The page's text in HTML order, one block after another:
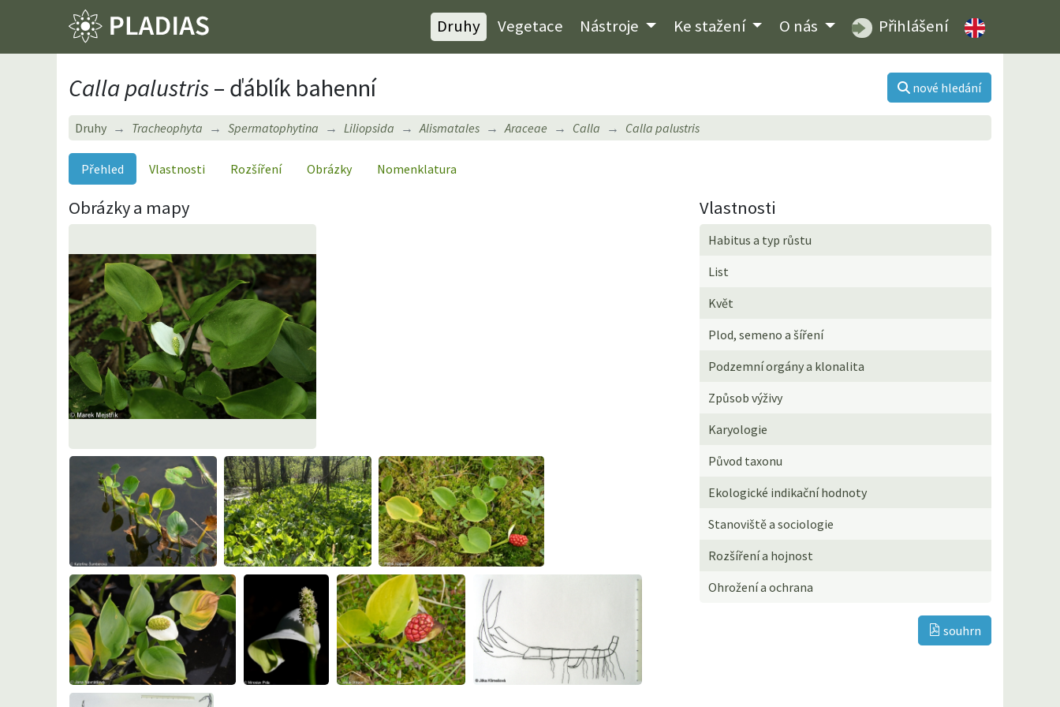
Druhy Vegetace Nástroje Ke stažení O nás Přihlášení
Calla palustris– ďáblík bahenní nové hledání
Druhy Tracheophyta Spermatophytina Liliopsida Alismatales Araceae Calla Calla palustris
Přehled Vlastnosti Rozšíření Obrázky Nomenklatura
Obrázky a mapy Vlastnosti
Habitus a typ růstu
List
Květ
Plod, semeno a šíření
Podzemní orgány a klonalita
Způsob výživy
Karyologie
Původ taxonu
Ekologické indikační hodnoty
Stanoviště a sociologie
Rozšíření a hojnost
Ohrožení a ochrana
souhrn